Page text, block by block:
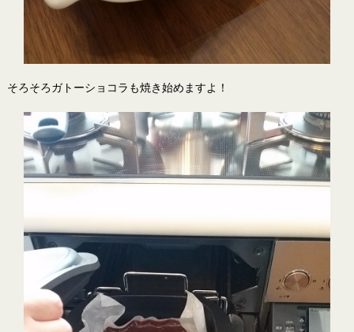
そろそろガトーショコラも焼き始めますよ！